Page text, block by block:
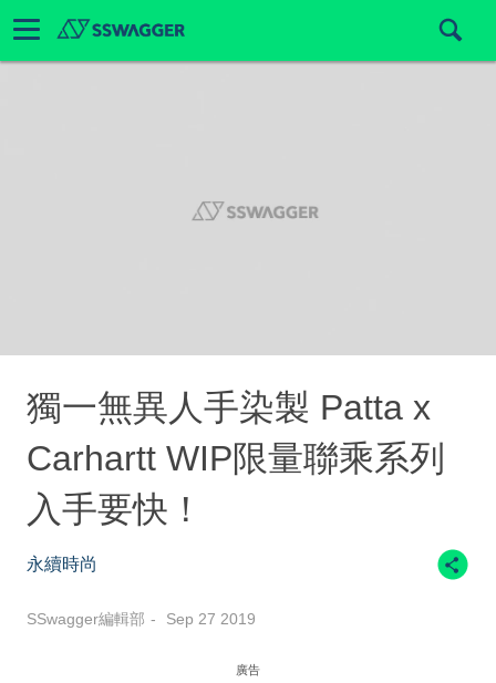
獨一無異人手染製 Patta x
Carhartt WIP限量聯乘系列
入手要快！
永續時尚
SSwagger編輯部 Sep 27 2019
廣告